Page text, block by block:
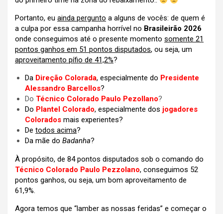
Portanto, eu ainda pergunto a alguns de vocês: de quem é
a culpa por essa campanha horrível no Brasileirão 2026
onde conseguimos até o presente momento somente 21
pontos ganhos em 51 pontos disputados, ou seja, um
aproveitamento pífio de 41,2%?
Da Direção Colorada, especialmente do Presidente
Alessandro Barcellos?
Do Técnico Colorado Paulo Pezollano?
Do Plantel Colorado, especialmente dos jogadores
Colorados mais experientes?
De todos acima?
Da mãe do Badanha?
À propósito, de 84 pontos disputados sob o comando do
Técnico Colorado Paulo Pezzolano, conseguimos 52
pontos ganhos, ou seja, um bom aproveitamento de
61,9%.
Agora temos que “lamber as nossas feridas” e começar o